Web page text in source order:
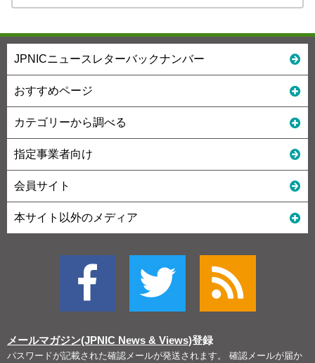
JPNICニュースレターバックナンバー
おすすめページ
カテゴリーから調べる
指定事業者向け
会員サイト
本サイト以外のメディア
メールマガジン(JPNIC News & Views)登録
パスワードが記載された確認メールが発送されます。 確認メールが届か